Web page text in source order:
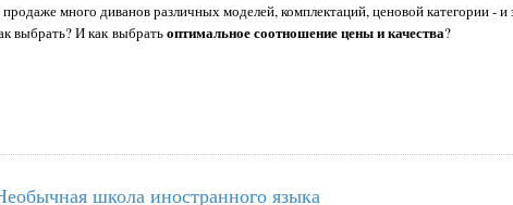
много диванов различных моделей, комплектаций, ценовой категории - и
выбрать? И как выбратьоптимальное соотношение цены и качества?
школа иностранного языка